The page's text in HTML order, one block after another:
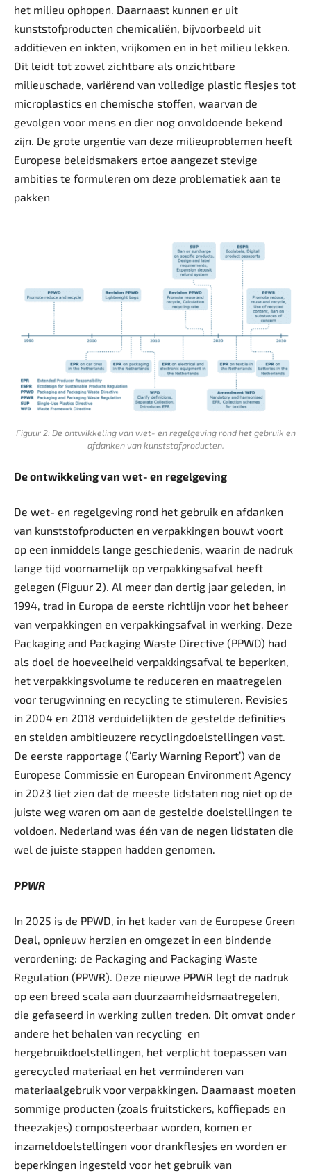
het milieu ophopen. Daarnaast kunnen er uit
kunststofproducten chemicaliën, bijvoorbeeld uit
additieven en inkten, vrijkomen en in het milieu lekken.
Dit leidt tot zowel zichtbare als onzichtbare
milieuschade, variërend van volledige plastic flesjes tot
microplastics en chemische stoffen, waarvan de
gevolgen voor mens en dier nog onvoldoende bekend
zijn. De grote urgentie van deze milieuproblemen heeft
Europese beleidsmakers ertoe aangezet stevige
ambities te formuleren om deze problematiek aan te
pakken
Figuur 2: De ontwikkeling van wet- en regelgeving rond het gebruik en
afdanken van kunststofproducten.
De ontwikkeling van wet- en regelgeving
De wet- en regelgeving rond het gebruik en afdanken
van kunststofproducten en verpakkingen bouwt voort
op een inmiddels lange geschiedenis, waarin de nadruk
lange tijd voornamelijk op verpakkingsafval heeft
gelegen (Figuur 2). Al meer dan dertig jaar geleden, in
1994, trad in Europa de eerste richtlijn voor het beheer
van verpakkingen en verpakkingsafval in werking. Deze
Packaging and Packaging Waste Directive (PPWD) had
als doel de hoeveelheid verpakkingsafval te beperken,
het verpakkingsvolume te reduceren en maatregelen
voor terugwinning en recycling te stimuleren. Revisies
in 2004 en 2018 verduidelijkten de gestelde definities
en stelden ambitieuzere recyclingdoelstellingen vast.
De eerste rapportage (‘Early Warning Report’) van de
Europese Commissie en European Environment Agency
in 2023 liet zien dat de meeste lidstaten nog niet op de
juiste weg waren om aan de gestelde doelstellingen te
voldoen. Nederland was één van de negen lidstaten die
wel de juiste stappen hadden genomen.
PPWR
In 2025 is de PPWD, in het kader van de Europese Green
Deal, opnieuw herzien en omgezet in een bindende
verordening: de Packaging and Packaging Waste
Regulation (PPWR). Deze nieuwe PPWR legt de nadruk
op een breed scala aan duurzaamheidsmaatregelen,
die gefaseerd in werking zullen treden. Dit omvat onder
andere het behalen van recycling en
hergebruikdoelstellingen, het verplicht toepassen van
gerecycled materiaal en het verminderen van
materiaalgebruik voor verpakkingen. Daarnaast moeten
sommige producten (zoals fruitstickers, koffiepads en
theezakjes) composteerbaar worden, komen er
inzameldoelstellingen voor drankflesjes en worden er
beperkingen ingesteld voor het gebruik van